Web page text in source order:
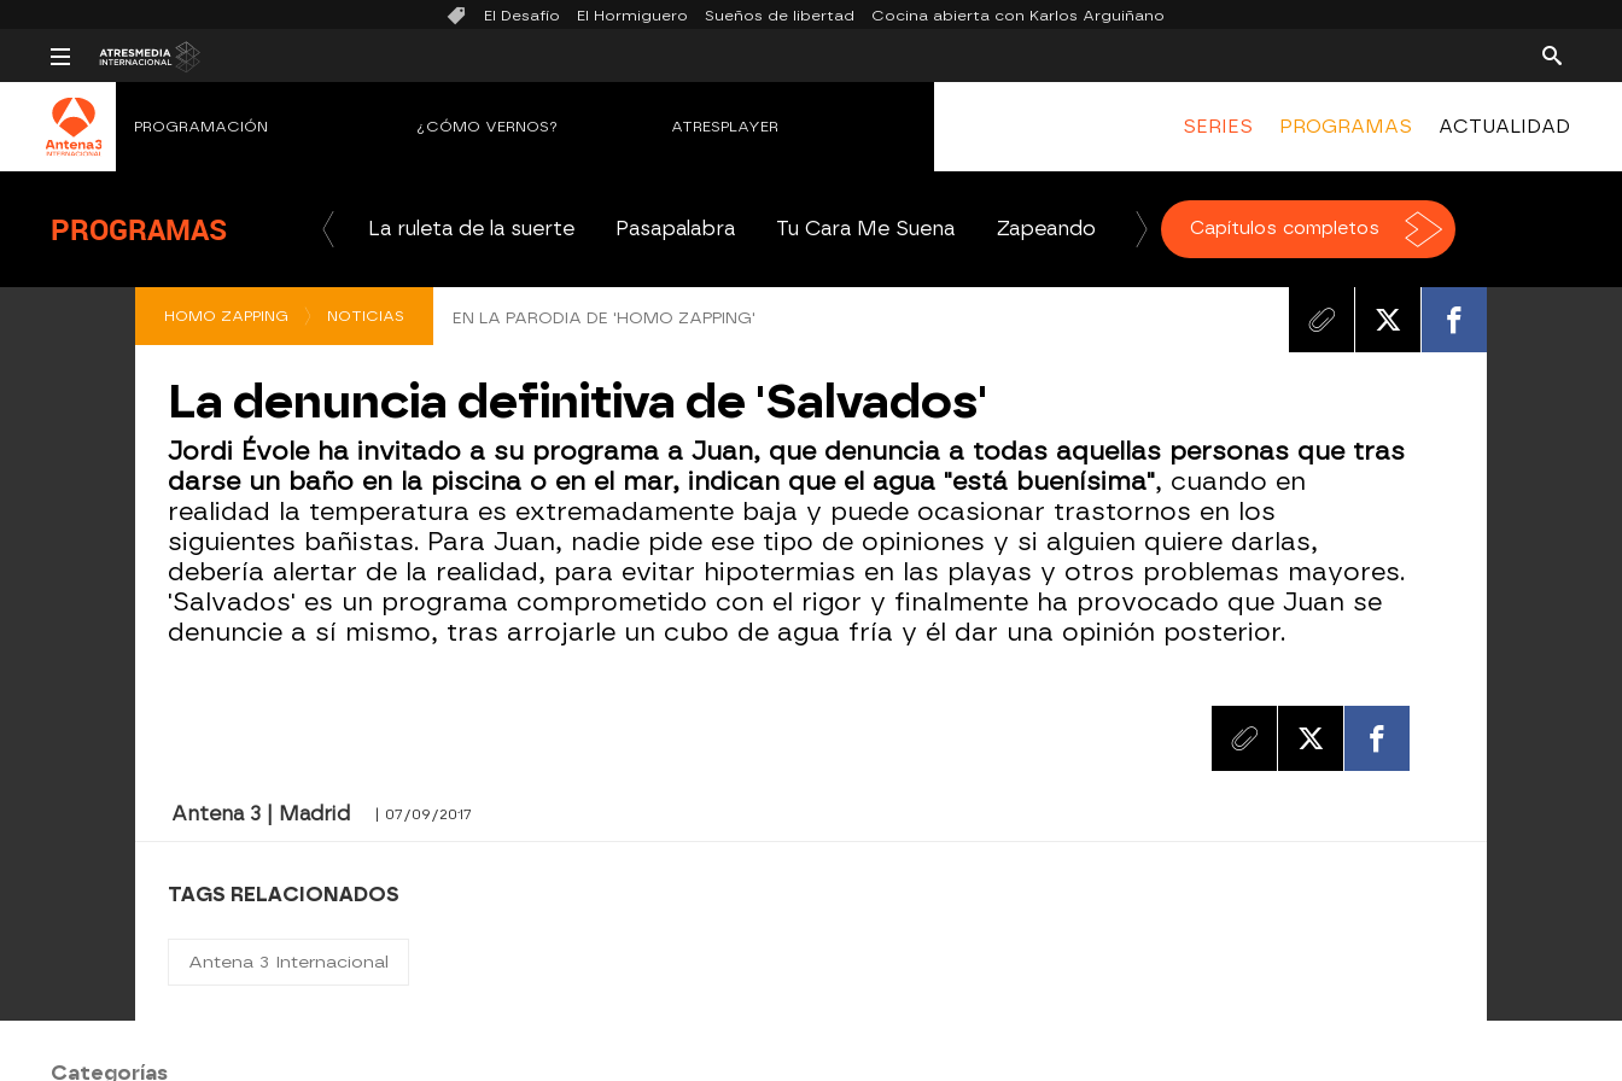
El Desafío El Hormiguero Sueños de libertad Cocina abierta con Karlos Arguiñano
SERIES PROGRAMAS ACTUALIDAD
PROGRAMACIÓN ¿CÓMO VERNOS? ATRESPLAYER
PROGRAMAS La ruleta de la suerte Pasapalabra Tu Cara Me Suena Zapeando La Voz Homo Zapping El Hormiguero
Capítulos completos
HOMO ZAPPING NOTICIAS EN LA PARODIA DE 'HOMO ZAPPING'
La denuncia definitiva de 'Salvados'
Jordi Évole ha invitado a su programa a Juan, que denuncia a todas aquellas personas que tras
darse un baño en la piscina o en el mar, indican que el agua "está buenísima", cuando en
realidad la temperatura es extremadamente baja y puede ocasionar trastornos en los
siguientes bañistas. Para Juan, nadie pide ese tipo de opiniones y si alguien quiere darlas,
debería alertar de la realidad, para evitar hipotermias en las playas y otros problemas mayores.
'Salvados' es un programa comprometido con el rigor y finalmente ha provocado que Juan se
denuncie a sí mismo, tras arrojarle un cubo de agua fría y él dar una opinión posterior.
Antena 3 | Madrid | 07/09/2017
TAGS RELACIONADOS
Antena 3 Internacional
Categorías